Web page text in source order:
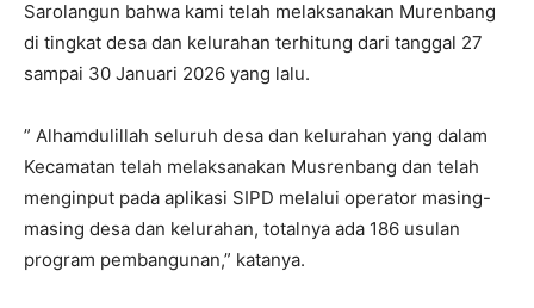
Sarolangun bahwa kami telah melaksanakan Murenbang
di tingkat desa dan kelurahan terhitung dari tanggal 27
sampai 30 Januari 2026 yang lalu.
” Alhamdulillah seluruh desa dan kelurahan yang dalam
Kecamatan telah melaksanakan Musrenbang dan telah
menginput pada aplikasi SIPD melalui operator masing-
masing desa dan kelurahan, totalnya ada 186 usulan
program pembangunan,” katanya.